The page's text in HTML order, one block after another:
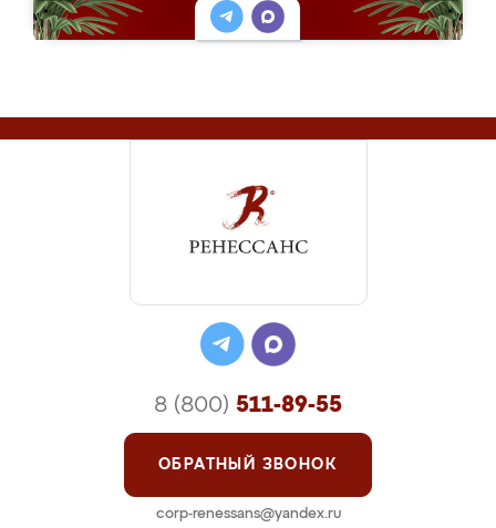
8 (800) 511-89-55
ОБРАТНЫЙ ЗВОНОК
corp-renessans@yandex.ru